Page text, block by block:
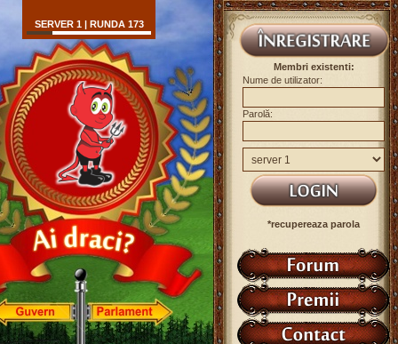
SERVER 1 | RUNDA 173
Membri existenti:
Nume de utilizator:
Parolă:
*recupereaza parola